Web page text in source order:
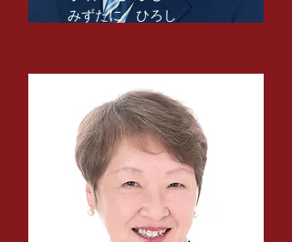
​みずたに ひろし